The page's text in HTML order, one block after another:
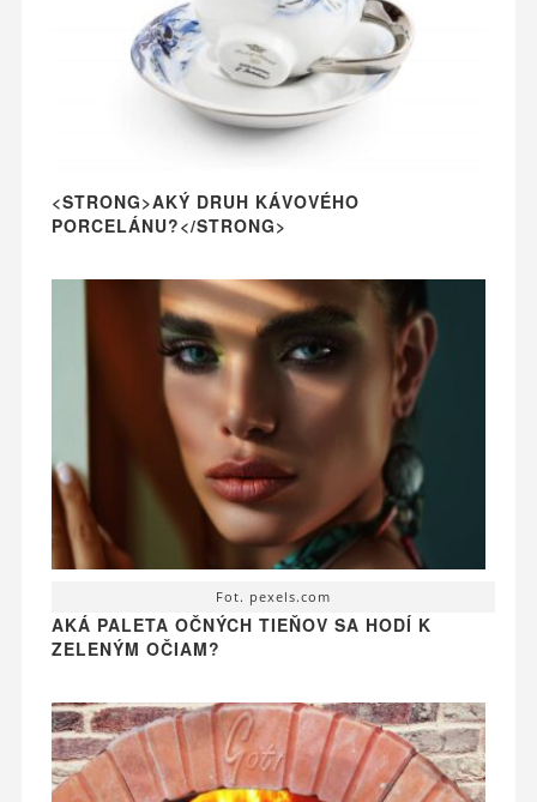
<STRONG>AKÝ DRUH KÁVOVÉHO
PORCELÁNU?</STRONG>
Fot. pexels.com
AKÁ PALETA OČNÝCH TIEŇOV SA HODÍ K
ZELENÝM OČIAM?